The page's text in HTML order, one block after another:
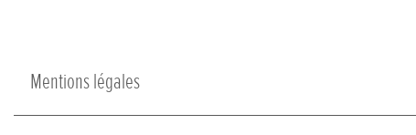
Mentions légales